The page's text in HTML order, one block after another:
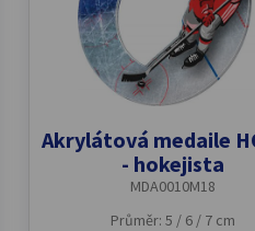
Akrylátová medaile
- hokejista
MDA0010M18
Průměr: 5 / 6 / 7 cm